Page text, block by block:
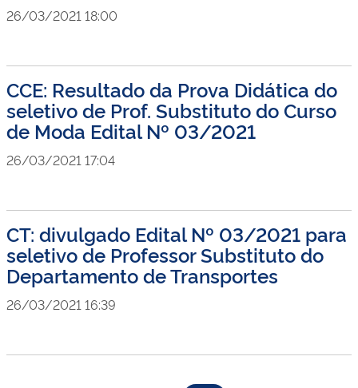
26/03/2021 18:00
CCE: Resultado da Prova Didática do
seletivo de Prof. Substituto do Curso
de Moda Edital Nº 03/2021
26/03/2021 17:04
CT: divulgado Edital Nº 03/2021 para
seletivo de Professor Substituto do
Departamento de Transportes
26/03/2021 16:39